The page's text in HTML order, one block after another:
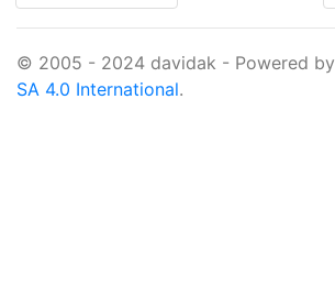
© 2005 - 2024 davidak - Powered by
SA 4.0 International.